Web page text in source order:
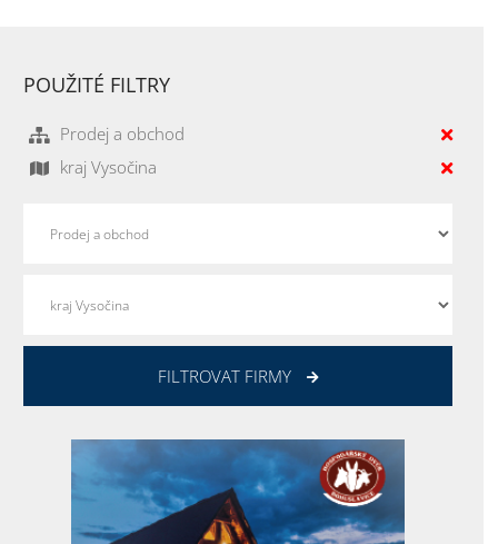
POUŽITÉ FILTRY
Prodej a obchod
kraj Vysočina
FILTROVAT FIRMY